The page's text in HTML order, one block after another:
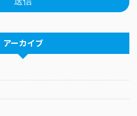
アーカイブ